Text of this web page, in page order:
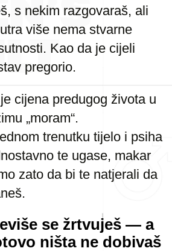
s nekim razgovaraš, ali
više nema stvarne
Kao da je cijeli
pregorio.
cijena predugog života u
„moram“.
trenutku tijelo i psiha
te ugase, makar
zato da bi te natjerali da
se žrtvuješ — a
ništa ne dobivaš